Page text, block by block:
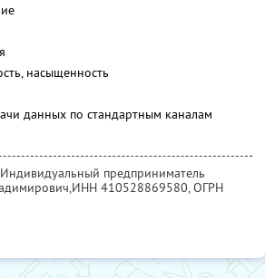
насыщенность
данных по стандартным каналам
Индивидуальный предприниматель
ИНН 410528869580, ОГРН